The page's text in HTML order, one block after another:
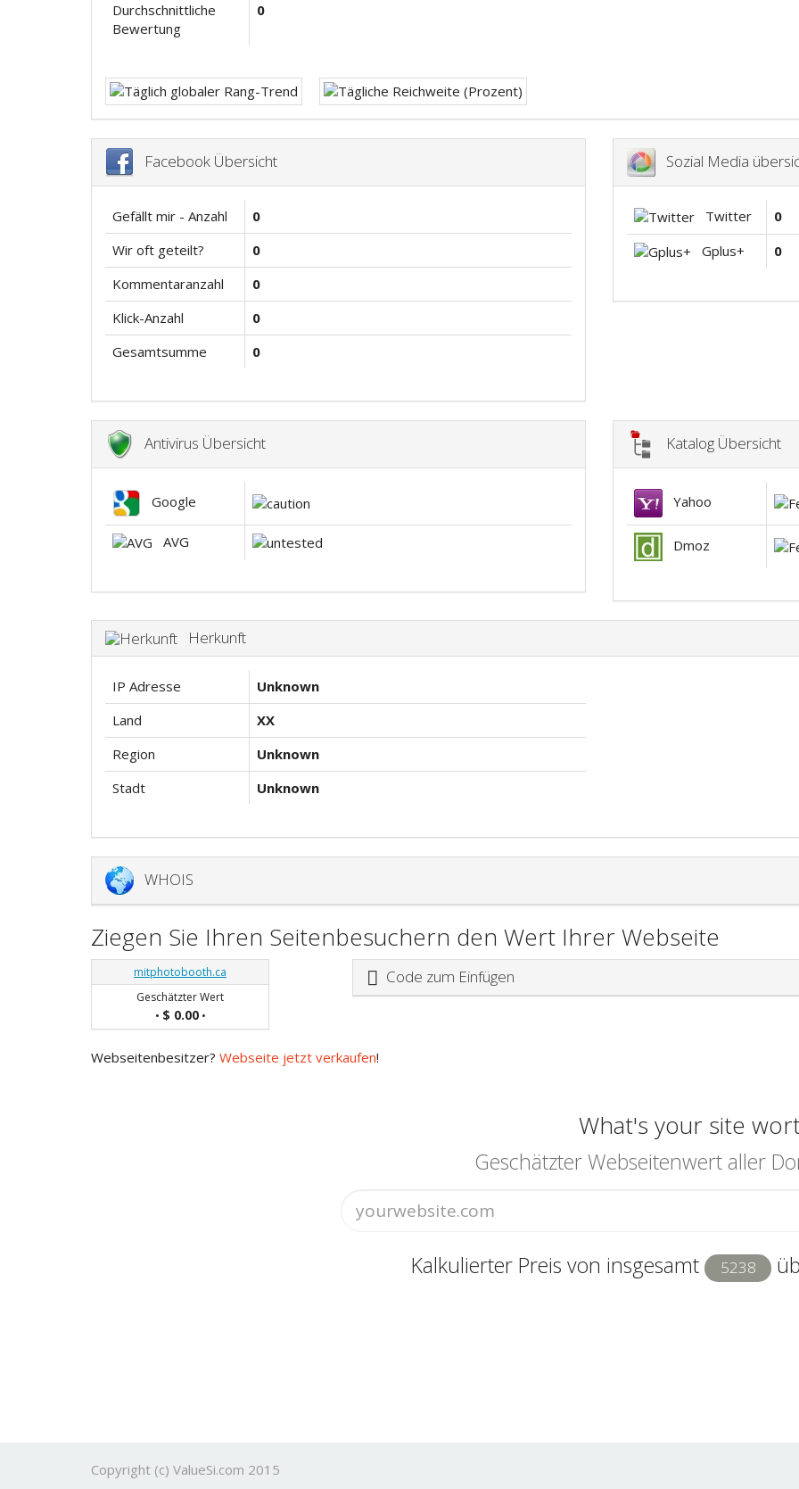
Durchschnittliche
Bewertung
0
Facebook Übersicht
Gefällt mir - Anzahl
0
Wir oft geteilt?
0
Kommentaranzahl
0
Klick-Anzahl
0
Gesamtsumme
0
Sozial Media
Twitter
0
Gplus+
0
Antivirus Übersicht
Google
AVG
Katalog Übersicht
Yahoo
Dmoz
Herkunft
IP Adresse
Unknown
Land
XX
Region
Unknown
Stadt
Unknown
WHOIS
Ziegen Sie Ihren Seitenbesuchern den Wert Ihrer Webseite
mitphotobooth.ca
Geschätzter Wert
• $ 0.00•
Code zum Einfügen
Webseitenbesitzer? Webseite jetzt verkaufen!
What's your site
Geschätzter Webseitenwert aller
Kalkulierter Preis von insgesamt 5238
Copyright (c) ValueSi.com 2015